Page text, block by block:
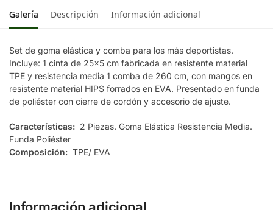
Galería Descripción Información adicional
Set de goma elástica y comba para los más deportistas.
Incluye: 1 cinta de 25×5 cm fabricada en resistente material
TPE y resistencia media 1 comba de 260 cm, con mangos en
resistente material HIPS forrados en EVA. Presentado en funda
de poliéster con cierre de cordón y accesorio de ajuste.
Características: 2 Piezas. Goma Elástica Resistencia Media.
Funda Poliéster
Composición: TPE/ EVA